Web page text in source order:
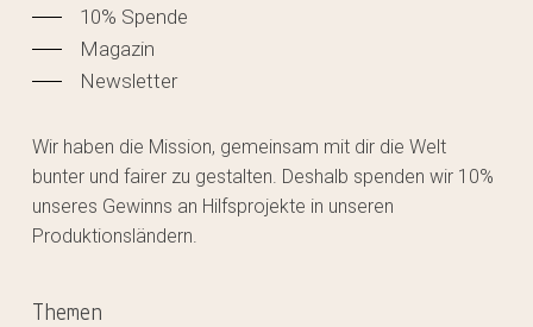
10% Spende
Magazin
Newsletter
Wir haben die Mission, gemeinsam mit dir die Welt
bunter und fairer zu gestalten. Deshalb spenden wir 10%
unseres Gewinns an Hilfsprojekte in unseren
Produktionsländern.
Themen